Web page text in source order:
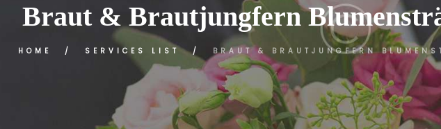
Braut & Brautjungfern
HOME SERVICES LIST BRAUT & BRAUTJUNGFERN